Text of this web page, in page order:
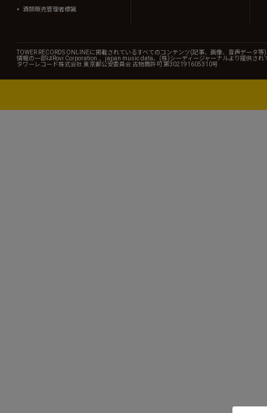
酒類販売管理者標識
TOWER RECORDS ONLINEに掲載されているすべてのコンテンツ(記事、画像、音声デー
情報の一部はRovi Corporation.、japan music data、(株)シーディージャーナルより提供され
タワーレコード株式会社 東京都公安委員会 古物商許可 第302191605310号